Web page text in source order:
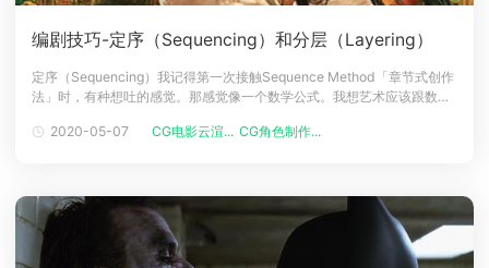
编剧技巧-定序（Sequencing）和分层（Layering）
定序（Sequencing）我记得第一次接触Sequence Method「章节式创作
法」时，有种想吐的感觉。那感觉像一个数学公式。我想艺术应该跟数学
剧本后。我慢慢发现「结构」对剧本的重要性。后来我看到这句话:「剧本
2020-05-07 CG电影云渲... CG角色制作...